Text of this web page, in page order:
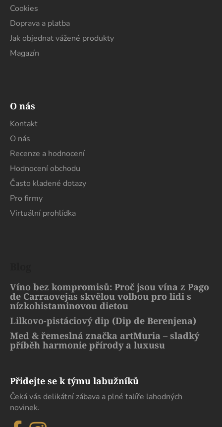
Cookies
Doprava a platba
Jak objednat vážené produkty
Magazín
O nás
Kontakt
O nás
Recenze a hodnocení
Hodnocení obchodu
Často kladené dotazy
Pro firmy
Virtuální prohlídka
Víno bez kompromisů: Proč jsou vína z Pago
de Carraovejas skvělou volbou pro lidi s
nízkohistaminovou dietou
Lilkovo-pistáciový dip (Dip de Berenjena)
Med & řemeslná značka artMuria – sladký
příběh harmonie přírody a luxusu
Přidejte se k týmu labužníků
Čeká vás delikátní zábava a plné talíře lahodných
novinek.